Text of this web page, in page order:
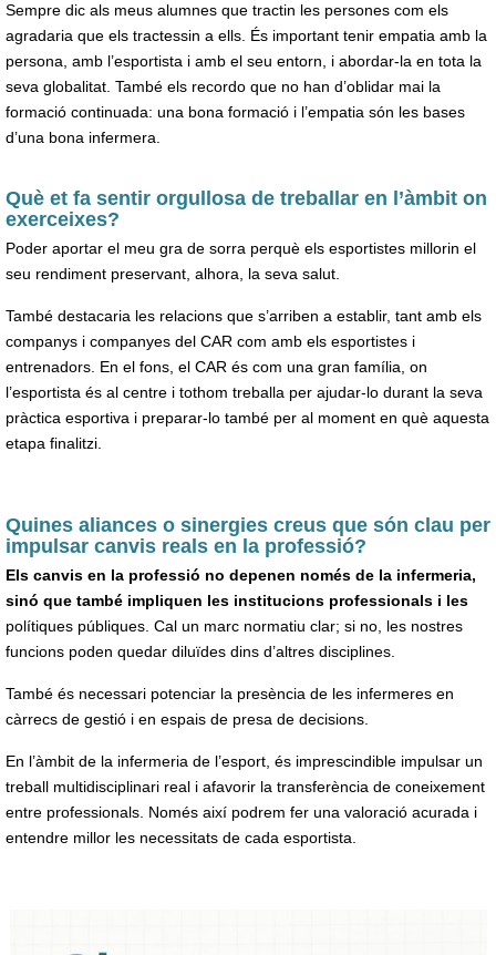
Sempre dic als meus alumnes que tractin les persones com els
agradaria que els tractessin a ells. És important tenir empatia amb la
persona, amb l’esportista i amb el seu entorn, i abordar-la en tota la
seva globalitat. També els recordo que no han d’oblidar mai la
formació continuada: una bona formació i l’empatia són les bases
d’una bona infermera.
Què et fa sentir orgullosa de treballar en l’àmbit on
exerceixes?
Poder aportar el meu gra de sorra perquè els esportistes millorin el
seu rendiment preservant, alhora, la seva salut.
També destacaria les relacions que s’arriben a establir, tant amb els
companys i companyes del CAR com amb els esportistes i
entrenadors. En el fons, el CAR és com una gran família, on
l’esportista és al centre i tothom treballa per ajudar-lo durant la seva
pràctica esportiva i preparar-lo també per al moment en què aquesta
etapa finalitzi.
Quines aliances o sinergies creus que són clau per
impulsar canvis reals en la professió?
Els canvis en la professió no depenen només de la infermeria,
sinó que també impliquen les institucions professionals i les
polítiques públiques. Cal un marc normatiu clar; si no, les nostres
funcions poden quedar diluïdes dins d’altres disciplines.
També és necessari potenciar la presència de les infermeres en
càrrecs de gestió i en espais de presa de decisions.
En l’àmbit de la infermeria de l’esport, és imprescindible impulsar un
treball multidisciplinari real i afavorir la transferència de coneixement
entre professionals. Només així podrem fer una valoració acurada i
entendre millor les necessitats de cada esportista.